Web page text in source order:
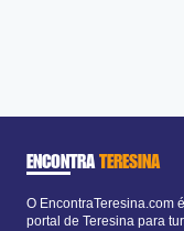
ENCONTRATERESINA
O EncontraTeresina.com
portal de Teresina para